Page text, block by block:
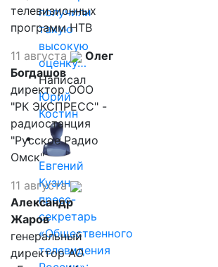
получили
такую
высокую
оценку…
Написал
Юрий
Костин
Евгений
Кузин,
пресс-
секретарь
«Общественного
телевидения
телевизионных
программ НТВ
11 августа
Олег
Богдашов
директор ООО
"РК ЭКСПРЕСС" -
радиостанция
"Русское Радио
Омск"
11 августа
Александр
Жаров
генеральный
директор АО